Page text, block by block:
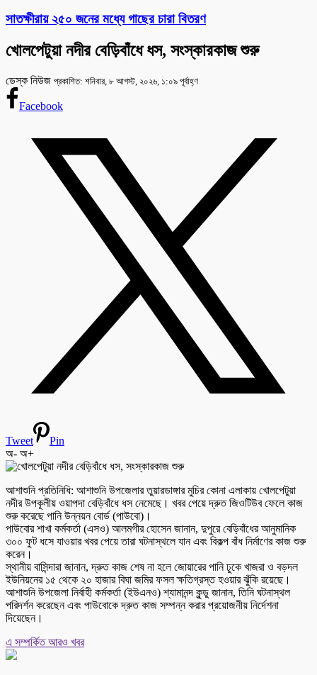
সাতক্ষীরায় ২৫০ জনের মধ্যে গাছের চারা বিতরণ
খোলপেটুয়া নদীর বেড়িবাঁধে ধস, সংস্কারকাজ শুরু
ডেস্ক নিউজ প্রকাশিত: শনিবার, ৮ আগস্ট, ২০২৬, ১:০৯ পূর্বাহ্ণ
Facebook
Tweet
Pin
অ- অ+
আশাশুনি প্রতিনিধি: আশাশুনি উপজেলার তুয়ারডাঙ্গার মুচির কোনা এলাকায় খোলপেটুয়া
নদীর উপকূলীয় ওয়াপদা বেড়িবাঁধে ধস নেমেছে। খবর পেয়ে দ্রুত জিওটিউব ফেলে কাজ
শুরু করেছে পানি উন্নয়ন বোর্ড (পাউবো)।
পাউবোর শাখা কর্মকর্তা (এসও) আলমগীর হোসেন জানান, দুপুরে বেড়িবাঁধের আনুমানিক
৩০০ ফুট ধসে যাওয়ার খবর পেয়ে তারা ঘটনাস্থলে যান এবং বিকল্প বাঁধ নির্মাণের কাজ শুরু
করেন।
স্থানীয় বাসিন্দারা জানান, দ্রুত কাজ শেষ না হলে জোয়ারের পানি ঢুকে খাজরা ও বড়দল
ইউনিয়নের ১৫ থেকে ২০ হাজার বিঘা জমির ফসল ক্ষতিগ্রস্ত হওয়ার ঝুঁকি রয়েছে।
আশাশুনি উপজেলা নির্বাহী কর্মকর্তা (ইউএনও) শ্যামানন্দ কুন্ডু জানান, তিনি ঘটনাস্থল
পরিদর্শন করেছেন এবং পাউবোকে দ্রুত কাজ সম্পন্ন করার প্রয়োজনীয় নির্দেশনা
দিয়েছেন।
এ সম্পর্কিত আরও খবর